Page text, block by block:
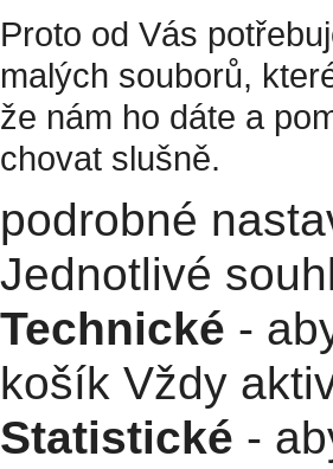
Proto od Vás
malých souborů,
že nám ho dáte a
chovat slušně.
podrobné
Jednotlivé
Technické -
košík Vždy
Statistické -